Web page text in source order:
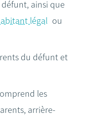
ainsi que
légal ou
du défunt et
les
arrière-